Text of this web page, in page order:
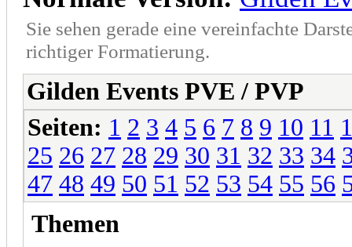
Sie sehen gerade eine vereinfachte
richtiger Formatierung.
Gilden Events PVE / PVP
Seiten: 1 2 3 4 5 6 7 8 9 10 11
25 26 27 28 29 30 31 32 33 34
47 48 49 50 51 52 53 54 55 56
Themen